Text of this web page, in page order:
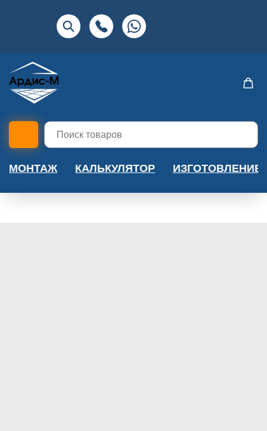
МОНТАЖ КАЛЬКУЛЯТОР ИЗГОТОВЛЕНИЕ